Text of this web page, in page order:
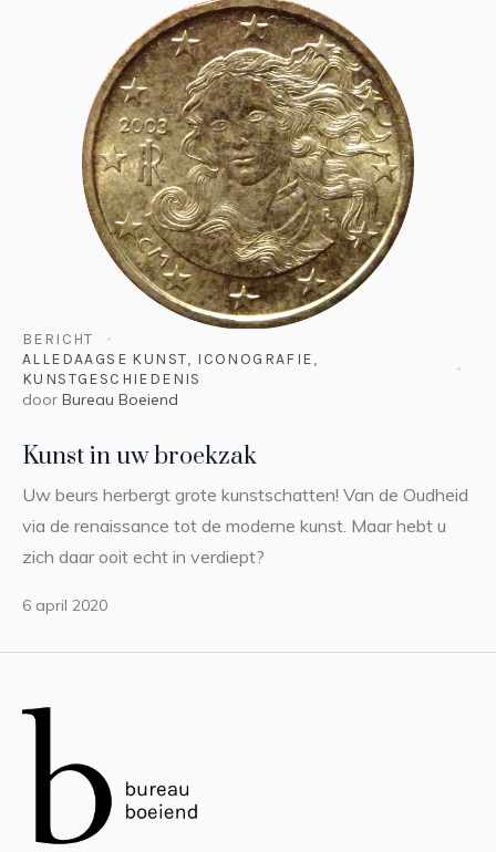
BERICHT
ALLEDAAGSE KUNST, ICONOGRAFIE,
KUNSTGESCHIEDENIS
door Bureau Boeiend
Kunst in uw broekzak
Uw beurs herbergt grote kunstschatten! Van de Oudheid
via de renaissance tot de moderne kunst. Maar hebt u
zich daar ooit echt in verdiept?
6 april 2020